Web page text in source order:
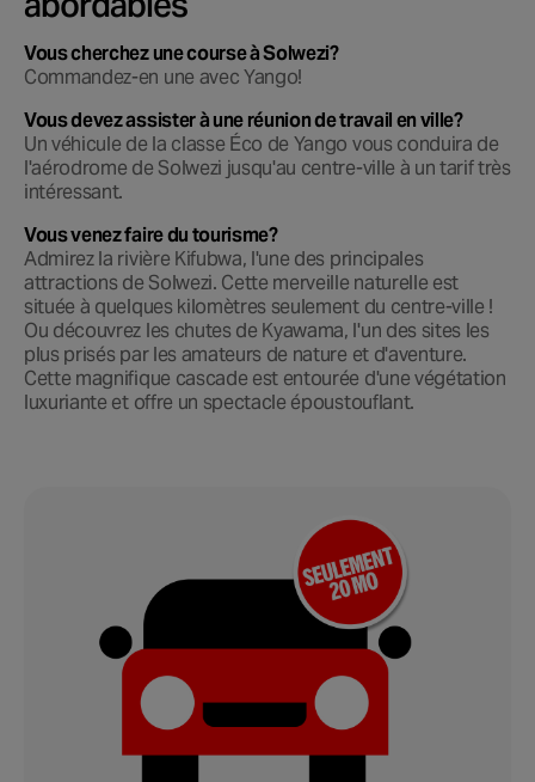
Vous cherchez une course à Solwezi?
Commandez-en une avec Yango!
Vous devez assister à une réunion de travail en ville?
Un véhicule de la classe Éco de Yango vous conduira de
l'aérodrome de Solwezi jusqu'au centre-ville à un tarif très
intéressant.
Vous venez faire du tourisme?
Admirez la rivière Kifubwa, l'une des principales
attractions de Solwezi. Cette merveille naturelle est
située à quelques kilomètres seulement du centre-ville !
Ou découvrez les chutes de Kyawama, l'un des sites les
plus prisés par les amateurs de nature et d'aventure.
Cette magnifique cascade est entourée d'une végétation
luxuriante et offre un spectacle époustouflant.